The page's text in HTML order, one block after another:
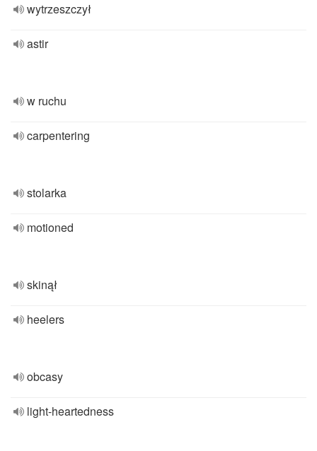
wytrzeszczył
astir
w ruchu
carpentering
stolarka
motioned
skinął
heelers
obcasy
light-heartedness